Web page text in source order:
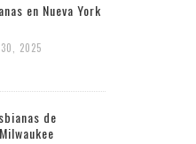
en Nueva York
2025
de